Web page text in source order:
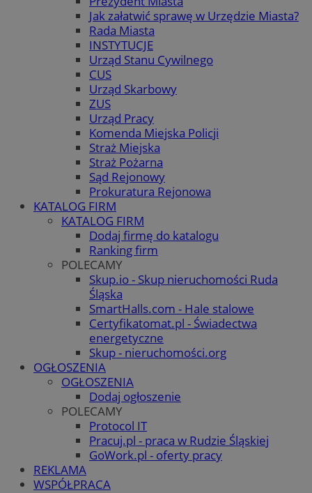
Jak załatwić sprawę w Urzędzie Miasta?
Rada Miasta
INSTYTUCJE
Urząd Stanu Cywilnego
CUS
Urząd Skarbowy
ZUS
Urząd Pracy
Komenda Miejska Policji
Straż Miejska
Straż Pożarna
Sąd Rejonowy
Prokuratura Rejonowa
KATALOG FIRM
KATALOG FIRM
Dodaj firmę do katalogu
Ranking firm
POLECAMY
Skup.io - Skup nieruchomości Ruda
Śląska
SmartHalls.com - Hale stalowe
Certyfikatomat.pl - Świadectwa
energetyczne
Skup - nieruchomości.org
OGŁOSZENIA
OGŁOSZENIA
Dodaj ogłoszenie
POLECAMY
Protocol IT
Pracuj.pl - praca w Rudzie Śląskiej
GoWork.pl - oferty pracy
REKLAMA
WSPÓŁPRACA